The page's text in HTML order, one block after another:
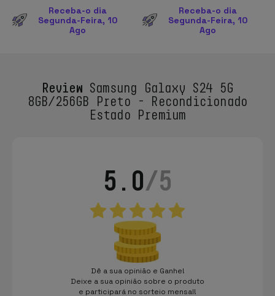
Receba-o dia
Segunda-Feira, 10
Ago
Receba-o dia
Segunda-Feira, 10
Ago
ReviewSamsung Galaxy S24 5G
8GB/256GB Preto - Recondicionado
Estado Premium
5.0/5
Dê a sua opinião e Ganhe!
Deixe a sua opinião sobre o produto
e participará no sorteio mensal!